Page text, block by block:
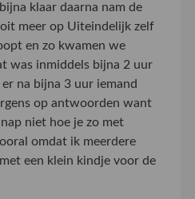
klaar daarna nam de
meer op Uiteindelijk zelf
en zo kwamen we
was inmiddels bijna 2 uur
na bijna 3 uur iemand
op antwoorden want
niet hoe je zo met
omdat ik meerdere
een klein kindje voor de